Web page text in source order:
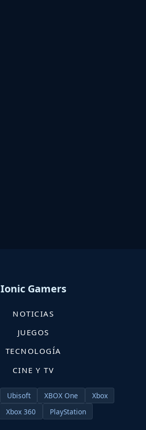
Ionic Gamers
NOTICIAS
JUEGOS
TECNOLOGÍA
CINE Y TV
Ubisoft XBOX One
Xbox
Xbox 360 PlayStation